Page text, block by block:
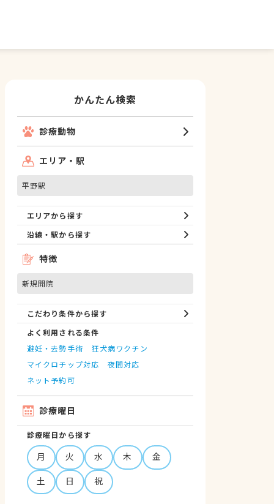
かんたん検索
診療動物
エリア・駅
平野駅
エリアから探す
沿線・駅から探す
特徴
新規開院
こだわり条件から探す
よく利用される条件
避妊・去勢手術
狂犬病ワクチン
マイクロチップ対応
夜間対応
ネット予約可
診療曜日
診療曜日から探す
月 火 水 木
金
土
日 祝